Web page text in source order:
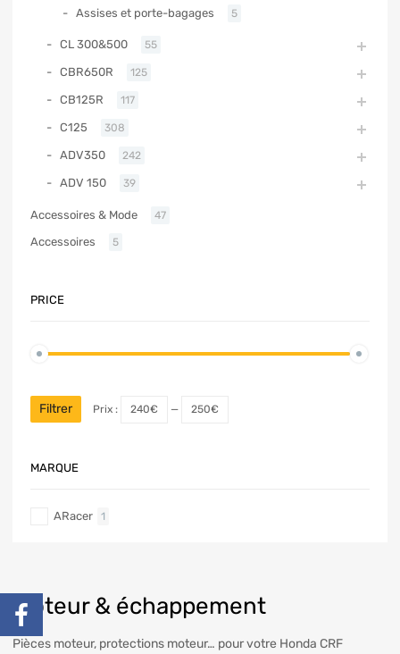
Moteur & échappement
Pièces moteur, protections moteur… pour votre Honda CRF
Assises et porte-bagages 5
CL 300&500 55
CBR650R 125
CB125R 117
C125 308
ADV350 242
ADV 150 39
Accessoires & Mode 47
Accessoires 5
PRICE
Filtrer Prix : 240€ — 250€
MARQUE
ARacer 1